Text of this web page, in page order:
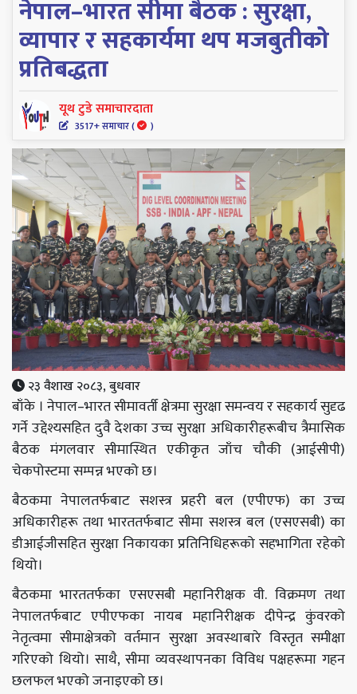
नेपाल–भारत सीमा बैठक : सुरक्षा,
व्यापार र सहकार्यमा थप मजबुतीको
प्रतिबद्धता
यूथ टुडे समाचारदाता
3517+ समाचार ( )
२३ वैशाख २०८३, बुधवार
बाँके । नेपाल–भारत सीमावर्ती क्षेत्रमा सुरक्षा समन्वय र सहकार्य सुदृढ
गर्ने उद्देश्यसहित दुवै देशका उच्च सुरक्षा अधिकारीहरूबीच त्रैमासिक
बैठक मंगलवार सीमास्थित एकीकृत जाँच चौकी (आईसीपी)
चेकपोस्टमा सम्पन्न भएको छ।
बैठकमा नेपालतर्फबाट सशस्त्र प्रहरी बल (एपीएफ) का उच्च
अधिकारीहरू तथा भारततर्फबाट सीमा सशस्त्र बल (एसएसबी) का
डीआईजीसहित सुरक्षा निकायका प्रतिनिधिहरूको सहभागिता रहेको
थियो।
बैठकमा भारततर्फका एसएसबी महानिरीक्षक वी. विक्रमण तथा
नेपालतर्फबाट एपीएफका नायब महानिरीक्षक दीपेन्द्र कुंवरको
नेतृत्वमा सीमाक्षेत्रको वर्तमान सुरक्षा अवस्थाबारे विस्तृत समीक्षा
गरिएको थियो। साथै, सीमा व्यवस्थापनका विविध पक्षहरूमा गहन
छलफल भएको जनाइएको छ।